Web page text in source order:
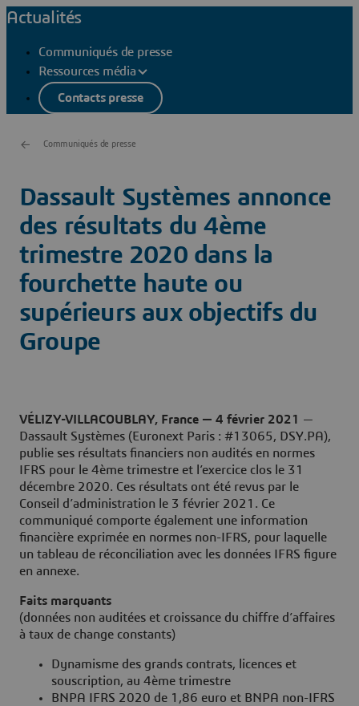
Actualités
Communiqués de presse
Ressources média
Contacts presse
Communiqués de presse
Dassault Systèmes annonce
des résultats du 4ème
trimestre 2020 dans la
fourchette haute ou
supérieurs aux objectifs du
Groupe
VÉLIZY-VILLACOUBLAY, France — 4 février 2021
—
Dassault Systèmes (Euronext Paris : #13065, DSY.PA),
publie ses résultats financiers non audités en normes
IFRS pour le 4ème trimestre et l’exercice clos le 31
décembre 2020. Ces résultats ont été revus par le
Conseil d’administration le 3 février 2021. Ce
communiqué comporte également une information
financière exprimée en normes non-IFRS, pour laquelle
un tableau de réconciliation avec les données IFRS figure
en annexe.
Faits marquants
(données non auditées et croissance du chiffre d’affaires
à taux de change constants)
Dynamisme des grands contrats, licences et
souscription, au 4ème trimestre
BNPA IFRS 2020 de 1,86 euro et BNPA non-IFRS